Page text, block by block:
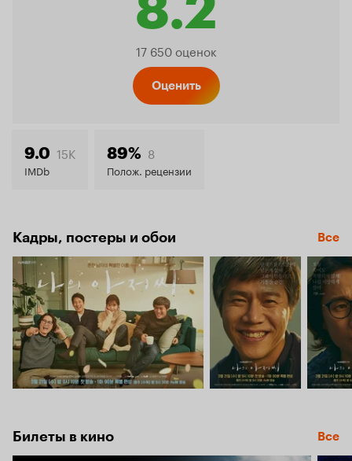
Рейтинг
8.2
17 650 оценок
Оценить
9.0 15K
IMDb
89% 8
Полож. рецензии
Кадры, постеры и обои Все
Билеты в кино Все